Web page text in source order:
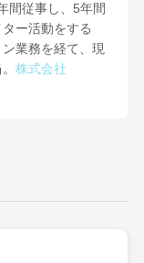
間従事し、5年間
ー活動をする
業務を経て、現
。株式会社